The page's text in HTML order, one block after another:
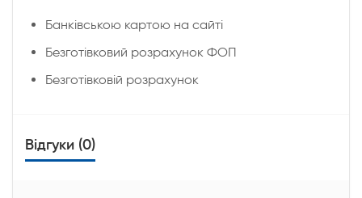
Банківською картою на сайті
Безготівковий розрахунок ФОП
Безготівковій розрахунок
Відгуки (0)